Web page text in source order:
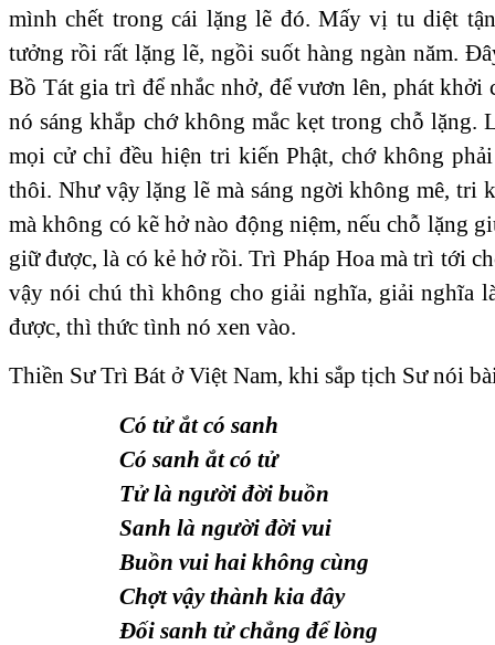
mình chết trong cái lặng lẽ đó. Mấy vị tu diệt
tưởng rồi rất lặng lẽ, ngồi suốt hàng ngàn năm.
Bồ Tát gia trì để nhắc nhở, để vươn lên, phát khởi
nó sáng khắp chớ không mắc kẹt trong chỗ lặng.
mọi cử chỉ đều hiện tri kiến Phật, chớ không
thôi. Như vậy lặng lẽ mà sáng ngời không mê, tri
mà không có kẽ hở nào động niệm, nếu chỗ lặng
giữ được, là có kẻ hở rồi. Trì Pháp Hoa mà trì tới
vậy nói chú thì không cho giải nghĩa, giải nghĩa
được, thì thức tình nó xen vào.
Thiền Sư Trì Bát ở Việt Nam, khi sắp tịch Sư nói
Có tử ắt có sanh
Có sanh ắt có tử
Tử là người đời buồn
Sanh là người đời vui
Buồn vui hai không cùng
Chợt vậy thành kia đây
Đối sanh tử chẳng để lòng